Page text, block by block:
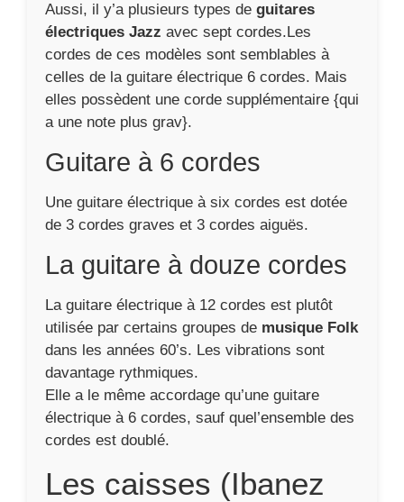
Aussi, il y’a plusieurs types de guitares
électriques Jazz avec sept cordes.Les
cordes de ces modèles sont semblables à
celles de la guitare électrique 6 cordes. Mais
elles possèdent une corde supplémentaire {qui
a une note plus grav}.
Guitare à 6 cordes
Une guitare électrique à six cordes est dotée
de 3 cordes graves et 3 cordes aiguës.
La guitare à douze cordes
La guitare électrique à 12 cordes est plutôt
utilisée par certains groupes de musique Folk
dans les années 60’s. Les vibrations sont
davantage rythmiques.
Elle a le même accordage qu’une guitare
électrique à 6 cordes, sauf quel’ensemble des
cordes est doublé.
Les caisses (Ibanez